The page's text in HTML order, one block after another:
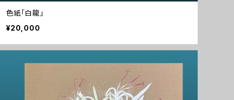
色紙「白龍」
¥20,000